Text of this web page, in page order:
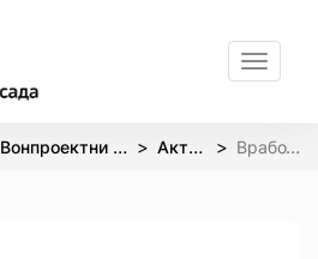
Toggle
Вонпроектни активности Активизам Вработување